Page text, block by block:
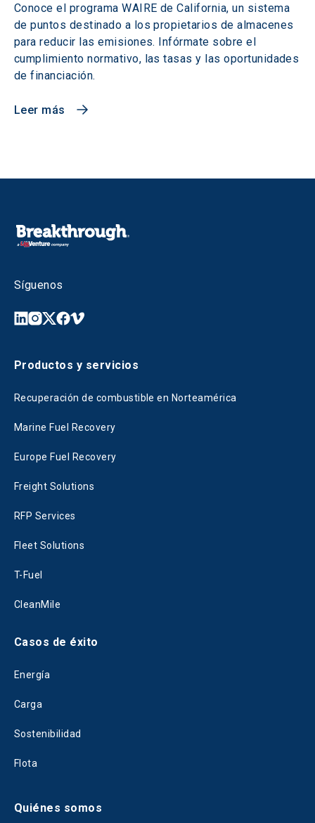
Conoce el programa WAIRE de California, un sistema
de puntos destinado a los propietarios de almacenes
para reducir las emisiones. Infórmate sobre el
cumplimiento normativo, las tasas y las oportunidades
de financiación.
Leer más
Síguenos
Productos y servicios
Recuperación de combustible en Norteamérica
Marine Fuel Recovery
Europe Fuel Recovery
Freight Solutions
RFP Services
Fleet Solutions
T-Fuel
CleanMile
Casos de éxito
Energía
Carga
Sostenibilidad
Flota
Quiénes somos